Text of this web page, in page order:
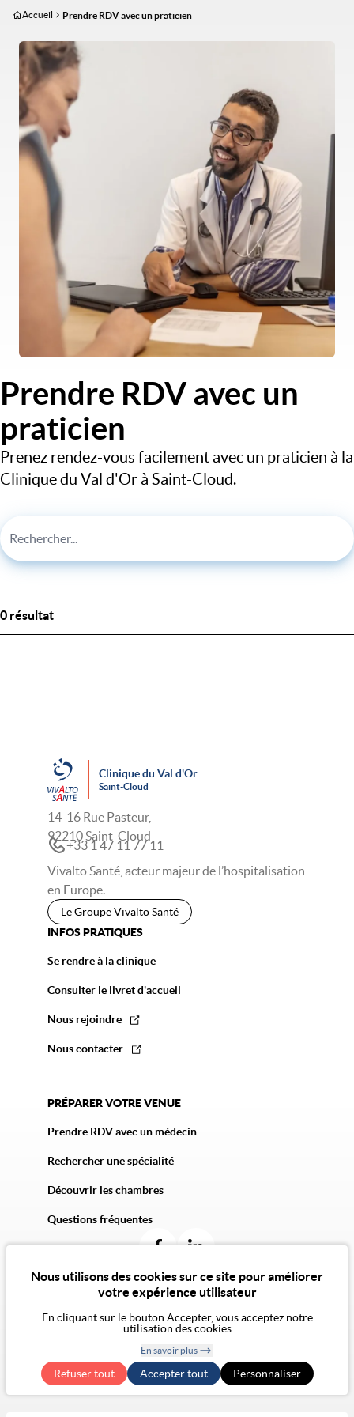
Nous utilisons des cookies sur ce site pour améliorer
votre expérience utilisateur
En cliquant sur le bouton Accepter, vous acceptez notre
utilisation des cookies
En savoir plus
Refuser tout Accepter tout
Retirer le
consentementPersonnaliser
Aller
contenu
principal
Accueil Prendre RDV avec un praticien
Image
Prendre RDV avec un
praticien
Prenez rendez-vous facilement avec un praticien à la
Clinique du Val d'Or à Saint-Cloud.
0 résultat
Clinique du Val d'Or
Saint-Cloud
14-16 Rue Pasteur,
92210 Saint-Cloud
+33 1 47 11 77 11
Vivalto Santé, acteur majeur de l’hospitalisation
en Europe.
Le Groupe Vivalto Santé
INFOS PRATIQUES
Se rendre à la clinique
Consulter le livret d'accueil
Nous rejoindre
Nous contacter
PRÉPARER VOTRE VENUE
Prendre RDV avec un médecin
Rechercher une spécialité
Découvrir les chambres
Questions fréquentes
© 2026 Vivalto Santé
Notre vision de l'éthiqueExercer mes droits RGPD
Accessibilité Numérique : non conforme